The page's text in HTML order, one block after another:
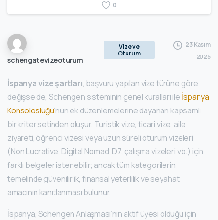
0
schengatevizeoturum
Vize ve
Oturum
23 Kasım
2025
İspanya vize şartları, başvuru yapılan vize türüne göre
değişse de, Schengen sisteminin genel kuralları ile İspanya
Konsolosluğu’nun ek düzenlemelerine dayanan kapsamlı
bir kriter setinden oluşur. Turistik vize, ticari vize, aile
ziyareti, öğrenci vizesi veya uzun süreli oturum vizeleri
(Non Lucrative, Digital Nomad, D7, çalışma vizeleri vb.) için
farklı belgeler istenebilir; ancak tüm kategorilerin
temelinde güvenilirlik, finansal yeterlilik ve seyahat
amacının kanıtlanması bulunur.
İspanya, Schengen Anlaşması’nın aktif üyesi olduğu için